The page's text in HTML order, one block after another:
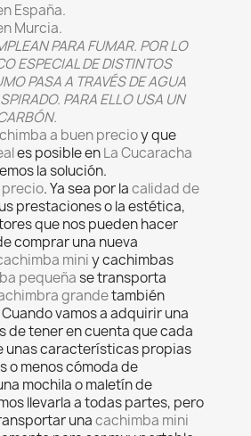
España.
Murcia.
PARA FUMAR. POR LO
ESPECIAL DE DISTINTOS
PASA A TRAVÉS DE AGUA
PARA ELLO USA UN
a buen precioy que
es posible enLa Cucaracha
la solución.
precio. Ya sea por lacalidad de
prestaciones o la estética,
que nos pueden hacer
comprar una nueva
miniy cachimbas
pequeñase transporta
grandetambién
vamos a adquirir una
de tener en cuenta que cada
unas características propias
o menos cómoda de
mochila o maletín de
llevarla a todas partes, pero
unacachimba mini